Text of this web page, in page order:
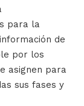
para la
de
por los
asignen para
sus fases y